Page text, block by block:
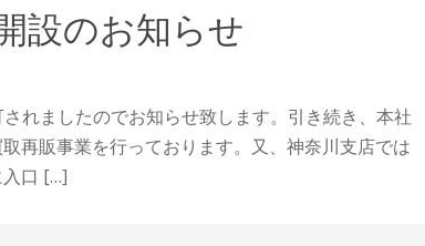
設のお知らせ
れましたのでお知らせ致します。引き続き、本社
再販事業を行っております。又、神奈川支店では
入口 […]